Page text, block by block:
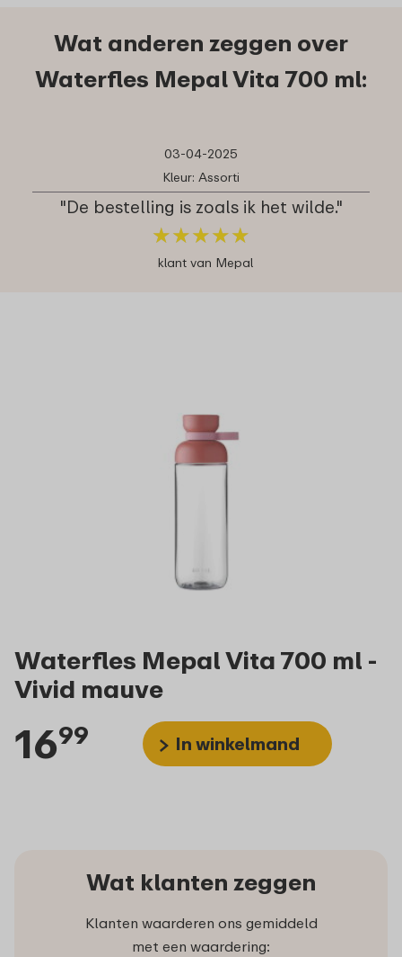
Wat anderen zeggen over
Waterfles Mepal Vita 700 ml:
03-04-2025
Kleur: Assorti
"De bestelling is zoals ik het wilde."
★★★★★
★★★★★
klant van Mepal
Waterfles Mepal Vita 700 ml -
Vivid mauve
1699 In winkelmand
Wat klanten zeggen
Klanten waarderen ons gemiddeld
met een waardering: